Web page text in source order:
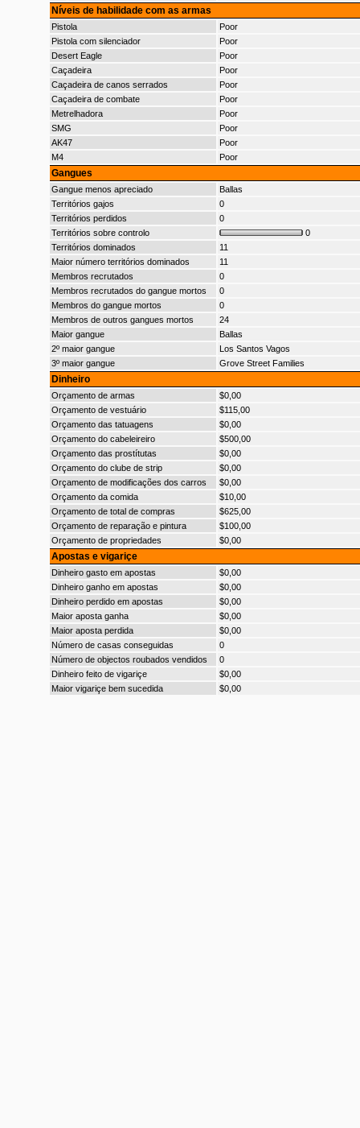
Níveis de habilidade com as armas
Pistola
Poor
Pistola com silenciador
Poor
Desert Eagle
Poor
Caçadeira
Poor
Caçadeira de canos serrados
Poor
Caçadeira de combate
Poor
Metrelhadora
Poor
SMG
Poor
AK47
Poor
M4
Poor
Gangues
Gangue menos apreciado
Ballas
Territórios gajos
0
Territórios perdidos
0
Territórios sobre controlo
0
Territórios dominados
11
Maior número territórios dominados
11
Membros recrutados
0
Membros recrutados do gangue mortos
0
Membros do gangue mortos
0
Membros de outros gangues mortos
24
Maior gangue
Ballas
2º maior gangue
Los Santos Vagos
3º maior gangue
Grove Street Families
Dinheiro
Orçamento de armas
$0,00
Orçamento de vestuário
$115,00
Orçamento das tatuagens
$0,00
Orçamento do cabeleireiro
$500,00
Orçamento das prostítutas
$0,00
Orçamento do clube de strip
$0,00
Orçamento de modificações dos carros
$0,00
Orçamento da comida
$10,00
Orçamento de total de compras
$625,00
Orçamento de reparação e pintura
$100,00
Orçamento de propriedades
$0,00
Apostas e vigariçe
Dinheiro gasto em apostas
$0,00
Dinheiro ganho em apostas
$0,00
Dinheiro perdido em apostas
$0,00
Maior aposta ganha
$0,00
Maior aposta perdida
$0,00
Número de casas conseguidas
0
Número de objectos roubados vendidos
0
Dinheiro feito de vigariçe
$0,00
Maior vigariçe bem sucedida
$0,00